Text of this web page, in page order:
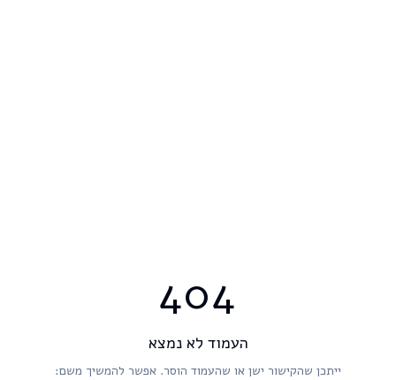
404
העמוד לא נמצא
ייתכן שהקישור ישן או שהעמוד הוסר. אפשר להמשיך משם: